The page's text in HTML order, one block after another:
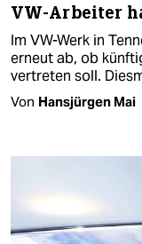
VW-Arbeiter
Im VW-Werk in
erneut ab, ob
vertreten soll.
Von Hansjürgen Mai